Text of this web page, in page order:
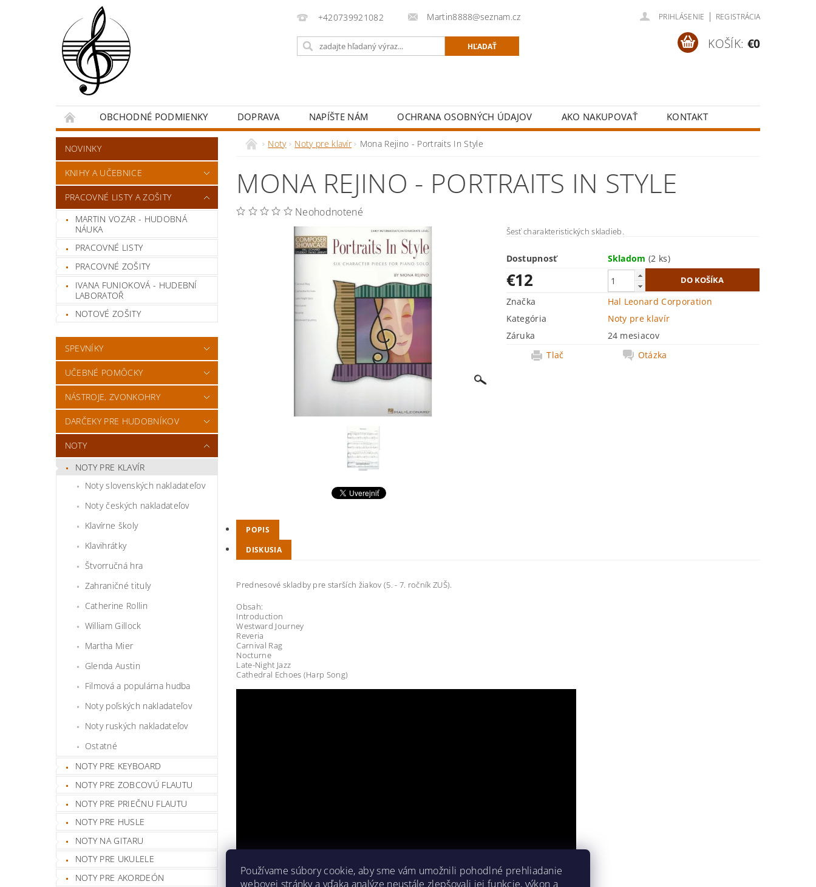
+420739921082 Martin8888@seznam.cz PRIHLÁSENIE | REGISTRÁCIA
KOŠÍK: €0
OBCHODNÉ PODMIENKY DOPRAVA NAPÍŠTE NÁM OCHRANA OSOBNÝCH ÚDAJOV AKO NAKUPOVAŤ KONTAKT
NOVINKY
KNIHY A UČEBNICE
PRACOVNÉ LISTY A ZOŠITY
MARTIN VOZAR - HUDOBNÁ
NÁUKA
PRACOVNÉ LISTY
PRACOVNÉ ZOŠITY
IVANA FUNIOKOVÁ - HUDEBNÍ
LABORATOŘ
NOTOVÉ ZOŠITY
SPEVNÍKY
UČEBNÉ POMÔCKY
NÁSTROJE, ZVONKOHRY
DARČEKY PRE HUDOBNÍKOV
NOTY
NOTY PRE KLAVÍR
Noty slovenských nakladateľov
Noty českých nakladateľov
Klavírne školy
Klavihrátky
Štvorručná hra
Zahraničné tituly
Catherine Rollin
William Gillock
Martha Mier
Glenda Austin
Filmová a populárna hudba
Noty poľských nakladateľov
Noty ruských nakladateľov
Ostatné
NOTY PRE KEYBOARD
NOTY PRE ZOBCOVÚ FLAUTU
NOTY PRE PRIEČNU FLAUTU
NOTY PRE HUSLE
NOTY NA GITARU
NOTY PRE UKULELE
NOTY PRE AKORDEÓN
Noty Noty pre klavír Mona Rejino - Portraits In Style
MONA REJINO - PORTRAITS IN STYLE
Neohodnotené
Šesť charakteristických skladieb.
Dostupnosť Skladom(2 ks)
€12
Značka
Hal Leonard Corporation
Kategória
Noty pre klavír
Záruka
24 mesiacov
Tlač
Otázka
POPIS
DISKUSIA
Prednesové skladby pre starších žiakov (5. - 7. ročník ZUŠ).
Obsah:
Introduction
Westward Journey
Reveria
Carnival Rag
Nocturne
Late-Night Jazz
Cathedral Echoes (Harp Song)
Používame súbory cookie, aby sme vám umožnili pohodlné prehliadanie
webovej stránky a vďaka analýze neustále zlepšovali jej funkcie, výkon a